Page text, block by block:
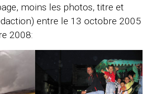
moins les photos, titre et
entre le 13 octobre 2005
2008: